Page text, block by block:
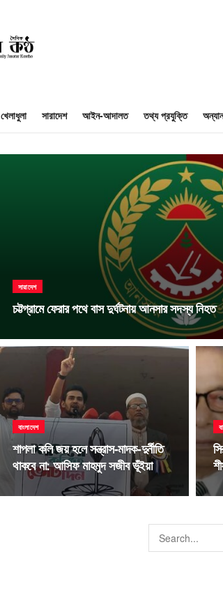
খেলাধুলা সারাদেশ আইন-আদালত তথ্য প্রযুক্তি
সারাদেশ
চট্টগ্রামে ফেরার পথে বাস দুর্ঘটনায় আনসার সদস্য নিহত
বাংলাদেশ
শাপলা কলি জয় হলে সন্ত্রাস-মাদক-দুর্নীতি
থাকবে না: আসিফ মাহমুদ সজীব ভূঁইয়া